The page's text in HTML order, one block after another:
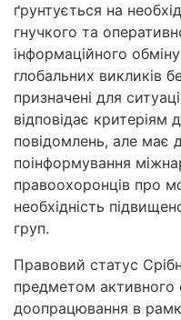
ґрунтується на
гнучкого та
інформаційного
глобальних викликів
призначені для
відповідає критеріям
повідомлень, але має
поінформування
правоохоронців про
необхідність
груп.
Правовий статус
предметом активного
доопрацювання в